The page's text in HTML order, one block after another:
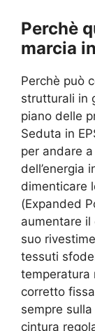
Perchè
marcia
Perchè può
strutturali in
piano delle
Seduta in
per andare
dell’energia
dimenticare
(Expanded
aumentare
suo
tessuti
temperatura
corretto
sempre
cintura